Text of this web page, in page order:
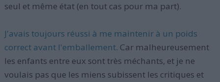
seul et même état (en tout cas pour ma part).
J'avais toujours réussi à me maintenir à un poids
correct avant l'emballement. Car malheureusement
les enfants entre eux sont très méchants, et je ne
voulais pas que les miens subissent les critiques et